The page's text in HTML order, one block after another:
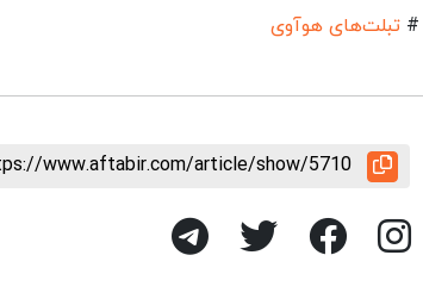
# تبلت‌های هوآوی
www.aftabir.com/article/show/5710